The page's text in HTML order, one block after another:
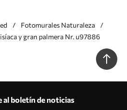
Fotomurales Naturaleza
y gran palmera Nr. u97886
al boletín de noticias